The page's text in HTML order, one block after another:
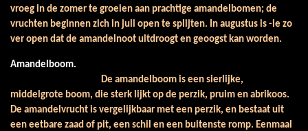
vroeg in de zomer te groeien aan prachtige amandelbomen; de
vruchten beginnen zich in juli open te splijten. In augustus is -ie zo
ver open dat de amandelnoot uitdroogt en geoogst kan worden.
Amandelboom.
De amandelboom is een sierlijke,
middelgrote boom, die sterk lijkt op de perzik, pruim en abrikoos.
De amandelvrucht is vergelijkbaar met een perzik, en bestaat uit
een eetbare zaad of pit, een schil en een buitenste romp. Eenmaal